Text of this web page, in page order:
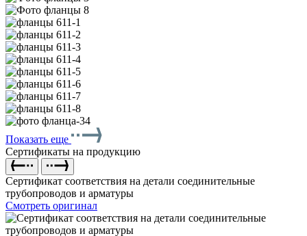
Показать еще
Сертификаты на продукцию
Сертификат соответствия на детали соединительные
трубопроводов и арматуры
Смотреть оригинал